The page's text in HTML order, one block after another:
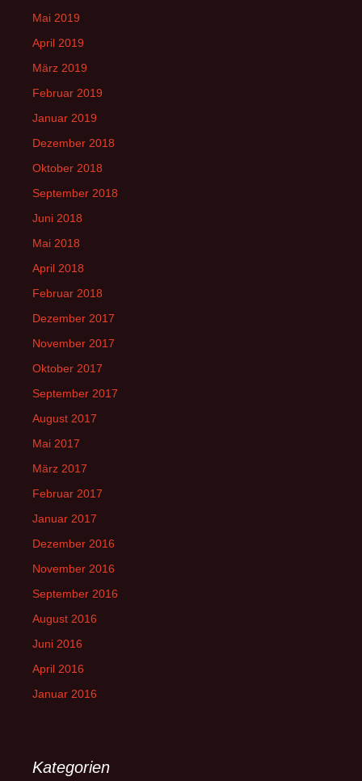
Mai 2019
April 2019
März 2019
Februar 2019
Januar 2019
Dezember 2018
Oktober 2018
September 2018
Juni 2018
Mai 2018
April 2018
Februar 2018
Dezember 2017
November 2017
Oktober 2017
September 2017
August 2017
Mai 2017
März 2017
Februar 2017
Januar 2017
Dezember 2016
November 2016
September 2016
August 2016
Juni 2016
April 2016
Januar 2016
Kategorien